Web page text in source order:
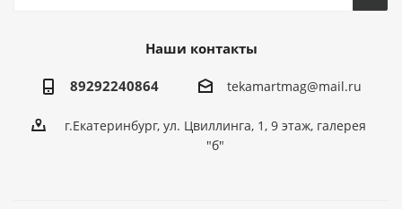
Наши контакты
89292240864 tekamartmag@mail.ru
г.Екатеринбург, ул. Цвиллинга, 1, 9 этаж, галерея
"б"